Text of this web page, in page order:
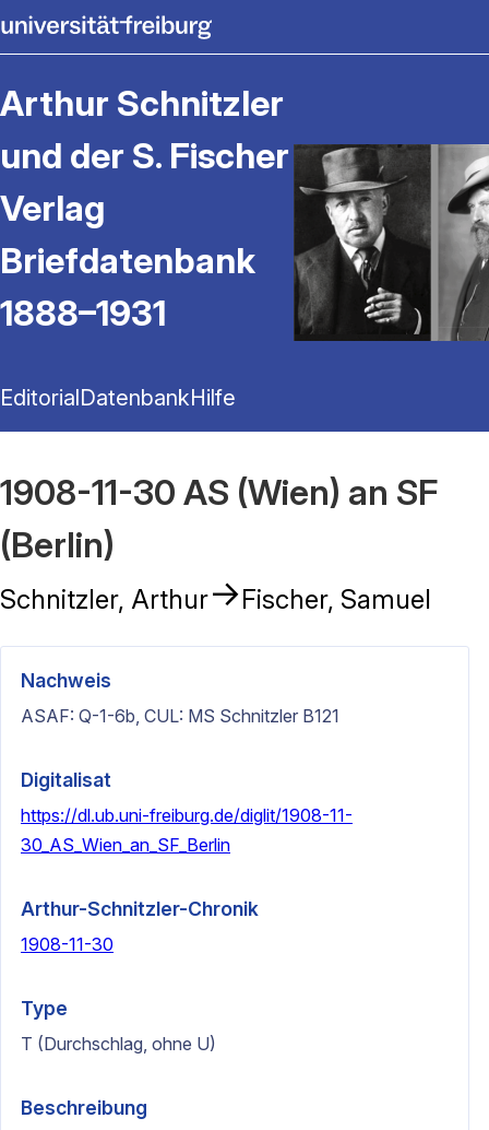
Arthur Schnitzler
und der S. Fischer
Verlag
Briefdatenbank
1888–1931
EditorialDatenbankHilfe
1908-11-30 AS (Wien) an SF
(Berlin)
Schnitzler, Arthur→Fischer, Samuel
Nachweis
ASAF: Q-1-6b, CUL: MS Schnitzler B121
Digitalisat
https://dl.ub.uni-freiburg.de/diglit/1908-11-
30_AS_Wien_an_SF_Berlin
Arthur-Schnitzler-Chronik
1908-11-30
Type
T (Durchschlag, ohne U)
Beschreibung